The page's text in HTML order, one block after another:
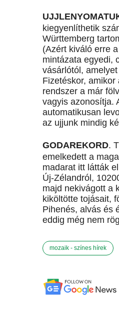
kiegyenlíthetik
Württemberg
(Azért kiváló erre
mintázata egyedi,
vásárlótól,
Fizetéskor,
rendszer a már
vagyis azonosítja.
automatikusan
az ujjunk mindig
GODAREKORD.
emelkedett a
madarat itt látták
Új-Zélandról,
majd nekivágott a
kiköltötte tojásait,
Pihenés, alvás és
eddig még nem
mozaik - színes hírek